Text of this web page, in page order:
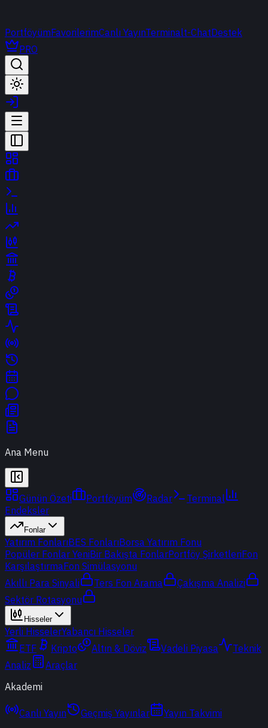
PortföyümFavorilerimCanlı YayınTerminalt-ChatDestek
PRO
Ana Menu
Günün Özeti Portföyüm Radar
Terminal
Endeksler
Fonlar
Yatırım FonlarıBES FonlarıBorsa Yatırım Fonu
Popüler Fonlar YeniBir Bakışta FonlarPortföy ŞirketleriFon
KarşılaştırmaFon Simülasyonu
Akıllı Para Sinyali
Ters Fon Arama
Çakışma Analizi
Sektör Rotasyonu
Hisseler
Yerli HisselerYabancı Hisseler
ETF
Kripto Altın & Döviz Vadeli Piyasa
Teknik
Analiz
Araçlar
Akademi
Canlı Yayın Geçmiş Yayınlar
Yayın Takvimi